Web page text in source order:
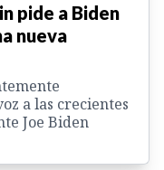
pide a Biden
nueva
a las crecientes
Joe Biden